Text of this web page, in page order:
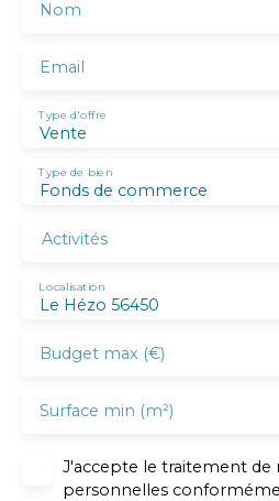
Nom
Email
Vente
Type d'offre
Fonds de commerce
Type de bien
Activités
Le Hézo 56450
Localisation
Budget max (€)
Surface min (m²)
J'accepte le traitement de
personnelles